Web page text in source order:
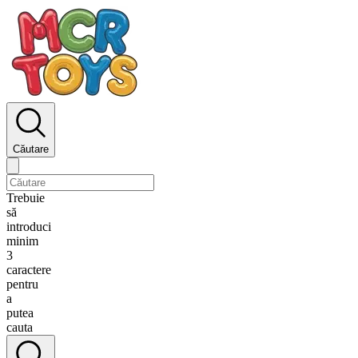
Căutare
Trebuie
să
introduci
minim
3
caractere
pentru
a
putea
cauta